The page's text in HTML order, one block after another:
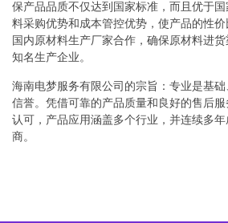
保产品品质不仅达到国家标准，而且优于
料采购优势和成本管控优势，使产品的性
国内原材料生产厂家合作，确保原材料进
知名生产企业。
海南电梦服务有限公司的宗旨：专业是基
信誉。凭借可靠的产品质量和良好的售后
认可，产品应用涵盖多个行业，并连续多
商。